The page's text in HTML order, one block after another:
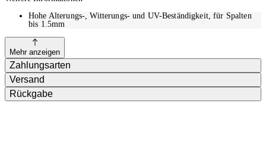
Hohe Alterungs-, Witterungs- und UV-Beständigkeit, für Spalten
bis 1.5mm
Mehr anzeigen
Zahlungsarten
Versand
Rückgabe